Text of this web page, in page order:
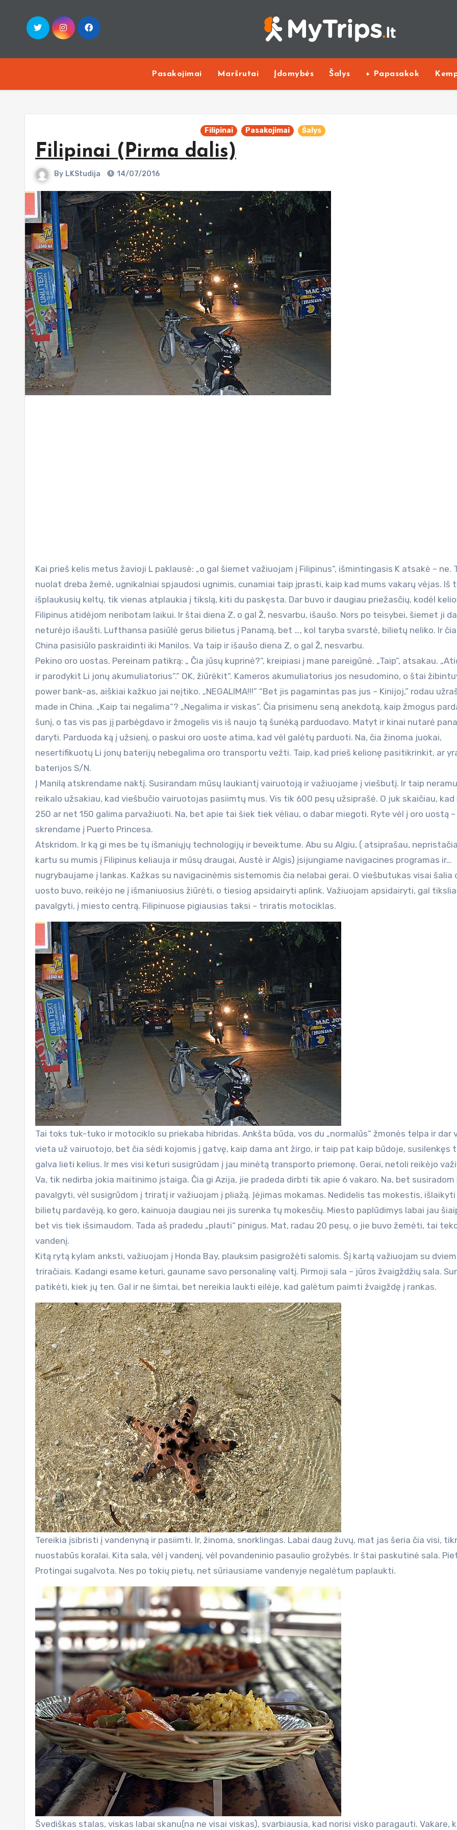
content
Pasakojimai Maršrutai Įdomybės Šalys + Papasakok
Filipinai Pasakojimai Šalys
Filipinai (Pirma dalis)
By LKStudija 14/07/2016
Kai prieš kelis metus žavioji L paklausė: „o gal šiemet važiuojam į Filipinus“, išmintingasis K atsakė – ne. Ten
nuolat dreba žemė, ugnikalniai spjaudosi ugnimis, cunamiai taip įprasti, kaip kad mums vakarų vėjas. Iš
išplaukusių keltų, tik vienas atplaukia į tikslą, kiti du paskęsta. Dar buvo ir daugiau priežasčių, kodėl
Filipinus atidėjom neribotam laikui. Ir štai diena Z, o gal Ž, nesvarbu, išaušo. Nors po teisybei, šiemet ji
neturėjo išaušti. Lufthansa pasiūlė gerus bilietus į Panamą, bet …, kol taryba svarstė, bilietų neliko. Ir
China pasisiūlo paskraidinti iki Manilos. Va taip ir išaušo diena Z, o gal Ž, nesvarbu.
Pekino oro uostas. Pereinam patikrą: „ Čia jūsų kuprinė?“, kreipiasi į mane pareigūnė. „Taip“, atsakau.
ir parodykit Li jonų akumuliatorius“.“ OK, žiūrėkit“. Kameros akumuliatorius jos nesudomino, o štai
power bank-as, aiškiai kažkuo jai neįtiko. „NEGALIMA!!!” “Bet jis pagamintas pas jus – Kinijoj,” rodau
made in China. „Kaip tai negalima“? „Negalima ir viskas“. Čia prisimenu seną anekdotą, kaip žmogus
šunį, o tas vis pas jį parbėgdavo ir žmogelis vis iš naujo tą šunėką parduodavo. Matyt ir kinai nutarė
daryti. Parduoda ką į užsienį, o paskui oro uoste atima, kad vėl galėtų parduoti. Na, čia žinoma juokai,
nesertifikuotų Li jonų baterijų nebegalima oro transportu vežti. Taip, kad prieš kelionę pasitikrinkit, ar
baterijos S/N.
Į Manilą atskrendame naktį. Susirandam mūsų laukiantį vairuotoją ir važiuojame į viešbutį. Ir taip
reikalo užsakiau, kad viešbučio vairuotojas pasiimtų mus. Vis tik 600 pesų užsiprašė. O juk skaičiau, kad
250 ar net 150 galima parvažiuoti. Na, bet apie tai šiek tiek vėliau, o dabar miegoti. Ryte vėl į oro uostą –
skrendame į Puerto Princesa.
Atskridom. Ir ką gi mes be tų išmaniųjų technologijų ir beveiktume. Abu su Algiu, ( atsiprašau,
kartu su mumis į Filipinus keliauja ir mūsų draugai, Austė ir Algis) įsijungiame navigacines programas ir…
nugrybaujame į lankas. Kažkas su navigacinėmis sistemomis čia nelabai gerai. O viešbutukas visai šalia
uosto buvo, reikėjo ne į išmaniuosius žiūrėti, o tiesiog apsidairyti aplink. Važiuojam apsidairyti, gal
pavalgyti, į miesto centrą. Filipinuose pigiausias taksi – triratis motociklas.
Tai toks tuk-tuko ir motociklo su priekaba hibridas. Ankšta būda, vos du „normalūs“ žmonės telpa ir dar
vieta už vairuotojo, bet čia sėdi kojomis į gatvę, kaip dama ant žirgo, ir taip pat kaip būdoje, susilenkęs
galva lieti kelius. Ir mes visi keturi susigrūdam į jau minėtą transporto priemonę. Gerai, netoli reikėjo
Va, tik nedirba jokia maitinimo įstaiga. Čia gi Azija, jie pradeda dirbti tik apie 6 vakaro. Na, bet susiradom
pavalgyti, vėl susigrūdom į triratį ir važiuojam į pliažą. Įėjimas mokamas. Nedidelis tas mokestis,
bilietų pardavėją, ko gero, kainuoja daugiau nei jis surenka tų mokesčių. Miesto paplūdimys labai jau
bet vis tiek išsimaudom. Tada aš pradedu „plauti“ pinigus. Mat, radau 20 pesų, o jie buvo žemėti, tai
vandenį.
Kitą rytą kylam anksti, važiuojam į Honda Bay, plauksim pasigrožėti salomis. Šį kartą važiuojam su dviem
triračiais. Kadangi esame keturi, gauname savo personalinę valtį. Pirmoji sala – jūros žvaigždžių sala.
patikėti, kiek jų ten. Gal ir ne šimtai, bet nereikia laukti eilėje, kad galėtum paimti žvaigždę į rankas.
Tereikia įsibristi į vandenyną ir pasiimti. Ir, žinoma, snorklingas. Labai daug žuvų, mat jas šeria čia visi,
nuostabūs koralai. Kita sala, vėl į vandenį, vėl povandeninio pasaulio grožybės. Ir štai paskutinė sala.
Protingai sugalvota. Nes po tokių pietų, net sūriausiame vandenyje negalėtum paplaukti.
Švediškas stalas, viskas labai skanu(na ne visai viskas), svarbiausia, kad norisi visko paragauti. Vakare,